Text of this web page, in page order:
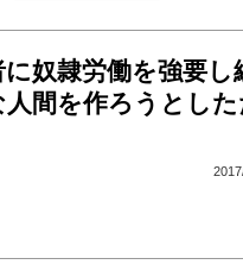
奴隷労働を強要し
間を作ろうとし